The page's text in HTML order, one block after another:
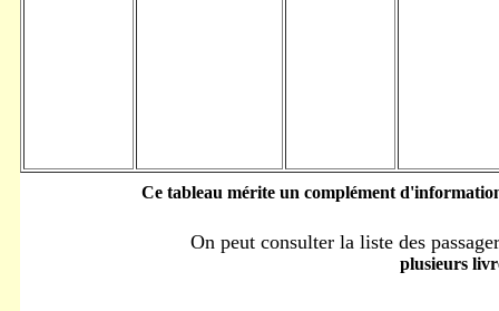
Ce tableau mérite un complément
On peut consulter la liste des
plusieurs